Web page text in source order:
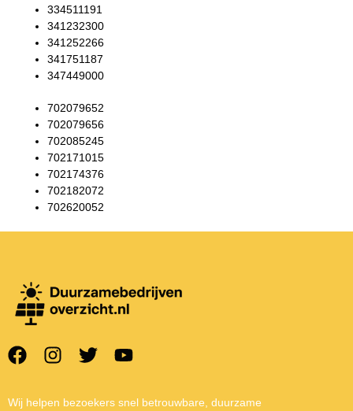
334511191
341232300
341252266
341751187
347449000
702079652
702079656
702085245
702171015
702174376
702182072
702620052
Wij helpen bezoekers snel betrouwbare, duurzame